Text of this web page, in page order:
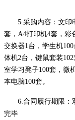
5.采购内容 ：文印
套，A4打印机4套，彩
交换器1台，学生机
体机2台，键鼠套装
室学习凳子100套，微
本电脑100套。
6.合同履行期限：
完毕